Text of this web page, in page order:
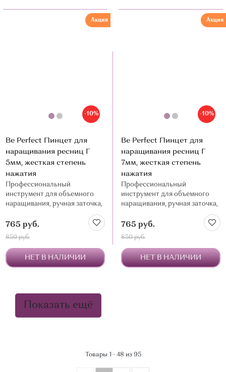
-10%
Акция
Be Perfect Пинцет для
наращивания ресниц Г
5мм, жесткая степень
нажатия
Профессиональный
инструмент для объемного
наращивания, ручная заточка,
765 руб.
850 руб.
НЕТ В НАЛИЧИИ
-10%
Акция
Be Perfect Пинцет для
наращивания ресниц Г
7мм, жесткая степень
нажатия
Профессиональный
инструмент для объемного
наращивания, ручная заточка,
765 руб.
850 руб.
НЕТ В НАЛИЧИИ
Показать ещё
Товары 1 - 48 из 95